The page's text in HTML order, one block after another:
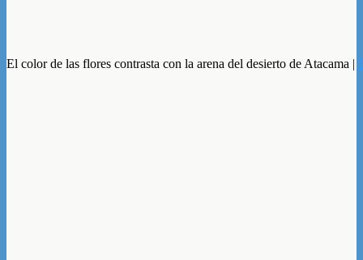
El color de las flores contrasta con la arena del desierto de Atacama |